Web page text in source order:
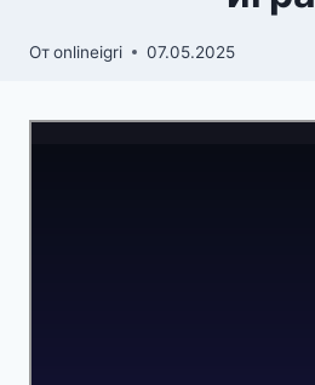
Отonlineigri 07.05.2025